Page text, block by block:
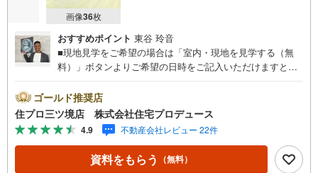
画像36枚
おすすめポイント 東谷 玲音
■現地見学をご希望の場合は「室内・現地を見学する（無
料）」ボタンよりご希望の日時をご記入いただけますとス
リアに強い！ 住プロは、藤沢市・綾瀬市エリアの不動産売
買専門会社です！最新物件情報や当社限定で販売する物件
情報も多数ございますので、お気軽にお問合せ下さい！ ----
---------- 弊社独自の住宅ローン提案システム 弊社ではファ
イナンシャル専門スタッフによる【丁寧な資金アドバイ
ス】【ファイナンシャルプラン提案書の作成】を随時行っ
ゴールド推奨店
住プロ三ツ境店 株式会社住宅プロデュース
4.9 不動産会社レビュー 22件
資料をもらう （無料）